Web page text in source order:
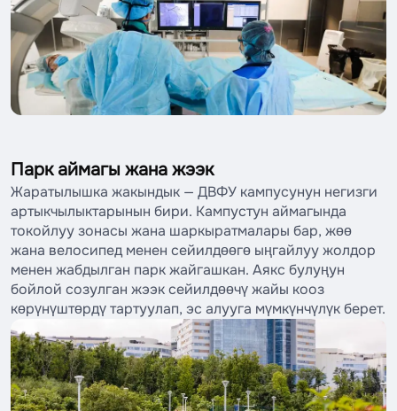
Парк аймагы жана жээк
Жаратылышка жакындык — ДВФУ кампусунун негизги
артыкчылыктарынын бири. Кампустун аймагында
токойлуу зонасы жана шаркыратмалары бар, жөө
жана велосипед менен сейилдөөгө ыңгайлуу жолдор
менен жабдылган парк жайгашкан. Аякс булуңун
бойлой созулган жээк сейилдөөчү жайы кооз
көрүнүштөрдү тартуулап, эс алууга мүмкүнчүлүк берет.